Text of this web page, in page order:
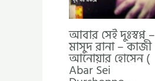
আবার সেই দুঃস্বপ্ন –
মাসুদ রানা – কাজী
আনোয়ার হোসেন (
Abar Sei